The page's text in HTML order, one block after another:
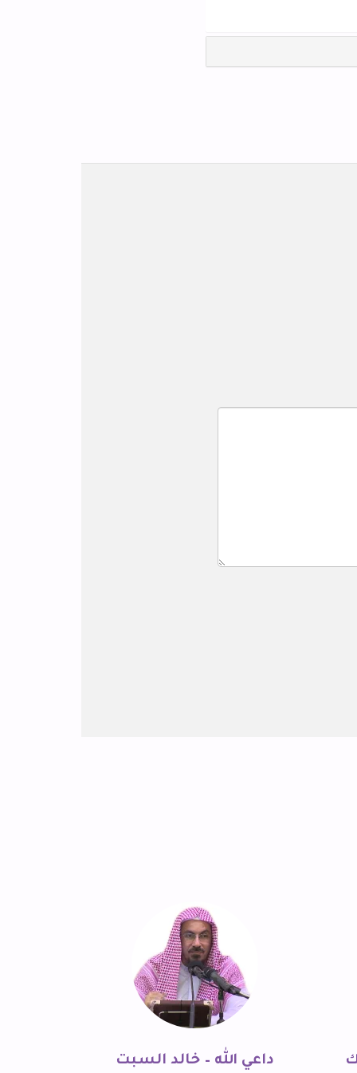
داعي الله – خالد السبت